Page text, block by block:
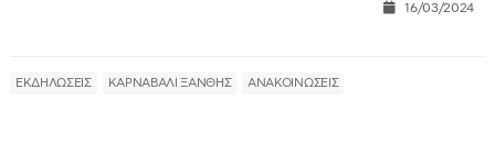
16/03/2024
ΕΚΔΗΛΩΣΕΙΣ ΚΑΡΝΑΒΑΛΙ ΞΑΝΘΗΣ ΑΝΑΚΟΙΝΩΣΕΙΣ